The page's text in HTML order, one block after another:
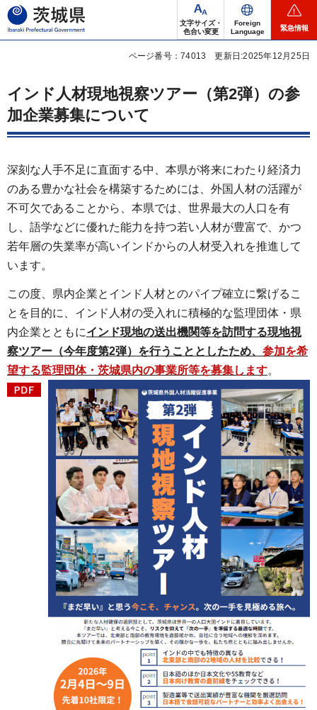
茨城県
文字サイズ・
色合い変更
Foreign
Language
緊急情報
ページ番号：74013 更新日:2025年12月25日
インド人材現地視察ツアー（第2弾）の参
加企業募集について
深刻な人手不足に直面する中、本県が将来にわたり経済力
のある豊かな社会を構築するためには、外国人材の活躍が
不可欠であることから、本県では、世界最大の人口を有
し、語学などに優れた能力を持つ若い人材が豊富で、かつ
若年層の失業率が高いインドからの人材受入れを推進して
います。
この度、県内企業とインド人材とのパイプ確立に繋げるこ
とを目的に、インド人材の受入れに積極的な監理団体・県
内企業とともにインド現地の送出機関等を訪問する現地視
察ツアー（今年度第2弾）を行うこととしたため、 参加を希
望する監理団体・茨城県内の事業所等を募集します。